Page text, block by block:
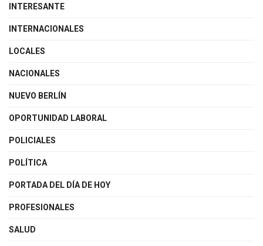
INTERESANTE
INTERNACIONALES
LOCALES
NACIONALES
NUEVO BERLÍN
OPORTUNIDAD LABORAL
POLICIALES
POLÍTICA
PORTADA DEL DÍA DE HOY
PROFESIONALES
SALUD